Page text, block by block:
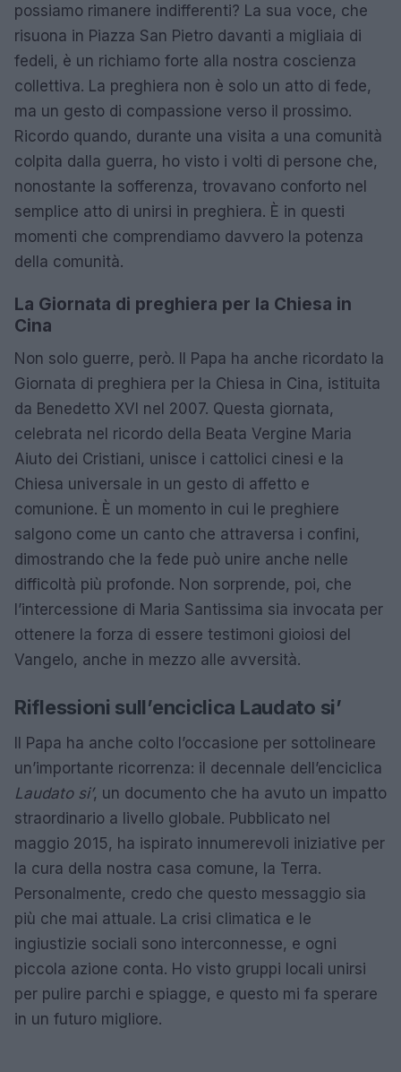
possiamo rimanere indifferenti? La sua voce, che
risuona in Piazza San Pietro davanti a migliaia di
fedeli, è un richiamo forte alla nostra coscienza
collettiva. La preghiera non è solo un atto di fede,
ma un gesto di compassione verso il prossimo.
Ricordo quando, durante una visita a una comunità
colpita dalla guerra, ho visto i volti di persone che,
nonostante la sofferenza, trovavano conforto nel
semplice atto di unirsi in preghiera. È in questi
momenti che comprendiamo davvero la potenza
della comunità.
La Giornata di preghiera per la Chiesa in
Cina
Non solo guerre, però. Il Papa ha anche ricordato la
Giornata di preghiera per la Chiesa in Cina, istituita
da Benedetto XVI nel 2007. Questa giornata,
celebrata nel ricordo della Beata Vergine Maria
Aiuto dei Cristiani, unisce i cattolici cinesi e la
Chiesa universale in un gesto di affetto e
comunione. È un momento in cui le preghiere
salgono come un canto che attraversa i confini,
dimostrando che la fede può unire anche nelle
difficoltà più profonde. Non sorprende, poi, che
l’intercessione di Maria Santissima sia invocata per
ottenere la forza di essere testimoni gioiosi del
Vangelo, anche in mezzo alle avversità.
Riflessioni sull’enciclica Laudato si’
Il Papa ha anche colto l’occasione per sottolineare
un’importante ricorrenza: il decennale dell’enciclica
Laudato si’, un documento che ha avuto un impatto
straordinario a livello globale. Pubblicato nel
maggio 2015, ha ispirato innumerevoli iniziative per
la cura della nostra casa comune, la Terra.
Personalmente, credo che questo messaggio sia
più che mai attuale. La crisi climatica e le
ingiustizie sociali sono interconnesse, e ogni
piccola azione conta. Ho visto gruppi locali unirsi
per pulire parchi e spiagge, e questo mi fa sperare
in un futuro migliore.